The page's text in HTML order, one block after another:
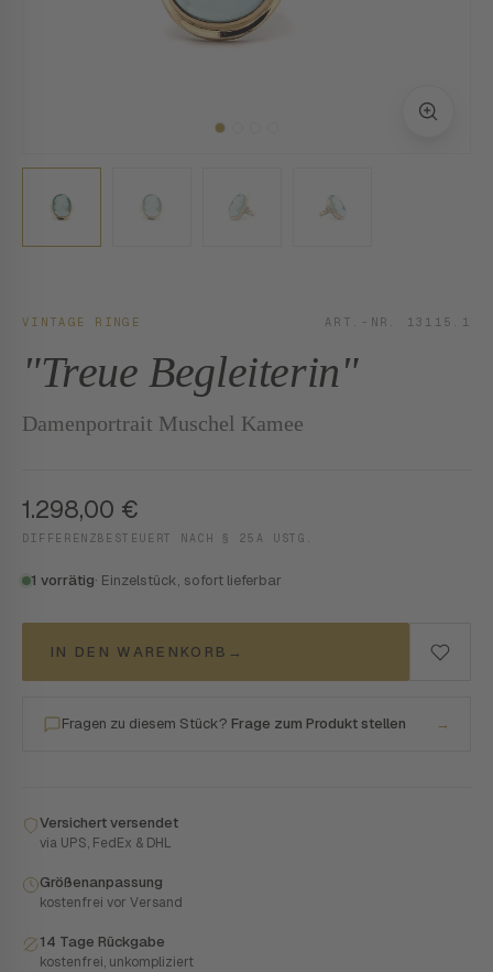
VINTAGE RINGE ART.-NR. 13115.1
"Treue Begleiterin"
Damenportrait Muschel Kamee
1.298,00 €
DIFFERENZBESTEUERT NACH § 25A USTG.
1 vorrätig· Einzelstück, sofort lieferbar
IN DEN WARENKORB →
Fragen zu diesem Stück? Frage zum Produkt stellen →
Versichert versendet
via UPS, FedEx & DHL
Größenanpassung
kostenfrei vor Versand
14 Tage Rückgabe
kostenfrei, unkompliziert